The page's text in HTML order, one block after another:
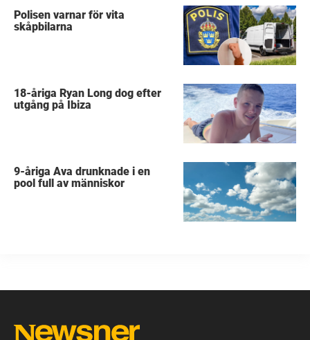
Polisen varnar för vita
skåpbilarna
18-åriga Ryan Long dog efter
utgång på Ibiza
9-åriga Ava drunknade i en
pool full av människor